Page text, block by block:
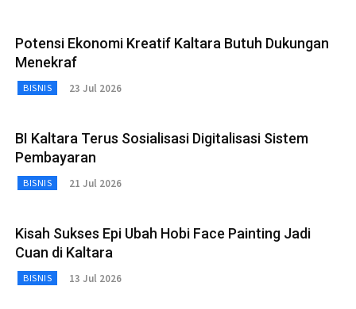
Potensi Ekonomi Kreatif Kaltara Butuh Dukungan
Menekraf
BISNIS 23 Jul 2026
BI Kaltara Terus Sosialisasi Digitalisasi Sistem
Pembayaran
BISNIS 21 Jul 2026
Kisah Sukses Epi Ubah Hobi Face Painting Jadi
Cuan di Kaltara
BISNIS 13 Jul 2026